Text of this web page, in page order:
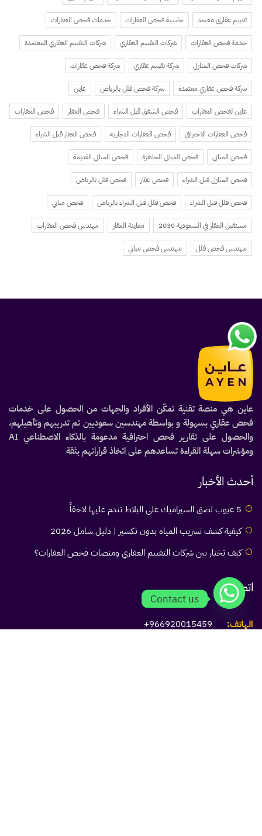
تقييم عقاري معتمد حاسبة فحص العقارات خدمات فحص العقارات
خدمة فحص العقارات شركات التقييم العقاري شركات التقييم العقاري المعتمدة
شركات فحص المنازل شركة تقييم عقاري شركة فحص عقارات
شركة فحص عقاري معتمدة شركة فحص فلل بالرياض عاين
عاين لفحص العقارات فحص الشقق قبل الشراء فحص العقار فحص العقارات
فحص العقارات الاحترافي فحص العقارات التجارية فحص العقار قبل الشراء
فحص المباني فحص المباني الجاهزة فحص المباني القديمة
فحص المنازل قبل الشراء فحص عقار فحص فلل بالرياض
فحص فلل قبل الشراء فحص فلل قبل الشراء بالرياض فحص مباني
مستقبل العقار في السعودية 2030 معاينة العقار مهندس فحص العقارات
مهندس فحص فلل مهندس فحص مباني
عاين هي منصة تقنية تمكّن الأفراد والجهات من الحصول على خدمات
فحص عقاري بسهولة و بواسطة مهندسين سعوديين تم تدريبهم وتأهيلهم،
والحصول على تقارير فحص احترافية مدعومة بالذكاء الاصطناعي AI
ومؤشرات سهلة القراءة تساعدهم على اتخاذ قراراتهم بثقة
أحدث الأخبار
5 عيوب لصق السيراميك على البلاط تندم عليها لاحقاً
كيفية كشف تسريب المياه بدون تكسير | دليل شامل 2026
كيف تختار بين شركات التقييم العقاري ومنصات فحص العقارات؟
اتصل بنا
الهاتف:
966920015459+
Contact us